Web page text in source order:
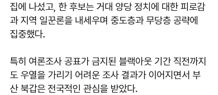
집에 나섰고, 한 후보는 거대 양당 정치에 대한 피로감
과 지역 일꾼론을 내세우며 중도층과 무당층 공략에
집중했다.
특히 여론조사 공표가 금지된 블랙아웃 기간 직전까지
도 우열을 가리기 어려운 조사 결과가 이어지면서 부
산 북갑은 전국적인 관심을 받았다.